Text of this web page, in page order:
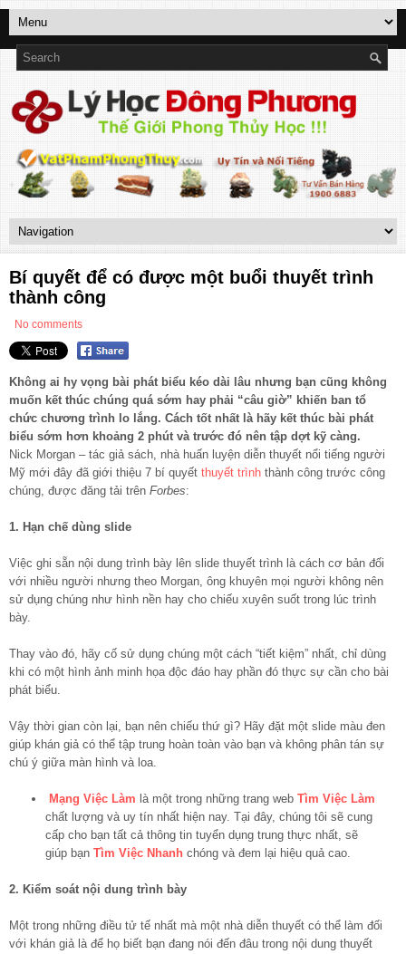
Bí quyết để có được một buổi thuyết trình
thành công
No comments
Không ai hy vọng bài phát biểu kéo dài lâu nhưng bạn cũng không
muốn kết thúc chúng quá sớm hay phải “câu giờ” khiến ban tổ
chức chương trình lo lắng. Cách tốt nhất là hãy kết thúc bài phát
biểu sớm hơn khoảng 2 phút và trước đó nên tập dợt kỹ càng.
Nick Morgan – tác giả sách, nhà huấn luyện diễn thuyết nổi tiếng người
Mỹ mới đây đã giới thiệu 7 bí quyết thuyết trình thành công trước công
chúng, được đăng tải trên Forbes:
1. Hạn chế dùng slide
Việc ghi sẵn nội dung trình bày lên slide thuyết trình là cách cơ bản đối
với nhiều người nhưng theo Morgan, ông khuyên mọi người không nên
sử dụng chúng như hình nền hay cho chiếu xuyên suốt trong lúc trình
bày.
Thay vào đó, hãy cố sử dụng chúng một cách “tiết kiệm” nhất, chỉ dùng
khi có một hình ảnh minh họa độc đáo hay phần đó thực sự cần cho bài
phát biểu.
Vậy thời gian còn lại, bạn nên chiếu thứ gì? Hãy đặt một slide màu đen
giúp khán giả có thể tập trung hoàn toàn vào bạn và không phân tán sự
chú ý giữa màn hình và loa.
Mạng Việc Làm là một trong những trang web Tìm Việc Làm
chất lượng và uy tín nhất hiện nay. Tại đây, chúng tôi sẽ cung
cấp cho bạn tất cả thông tin tuyển dụng trung thực nhất, sẽ
giúp bạn Tìm Việc Nhanh chóng và đem lại hiệu quả cao.
2. Kiểm soát nội dung trình bày
Một trong những điều tử tế nhất mà một nhà diễn thuyết có thể làm đối
với khán giả là để họ biết bạn đang nói đến đâu trong nội dung thuyết